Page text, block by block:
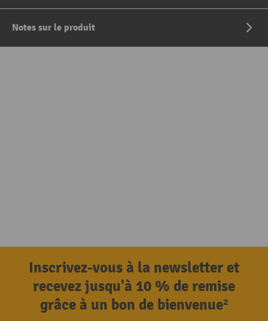
Notes sur le produit
Inscrivez-vous à la newsletter et
recevez jusqu'à 10 % de remise
grâce à un bon de bienvenue²